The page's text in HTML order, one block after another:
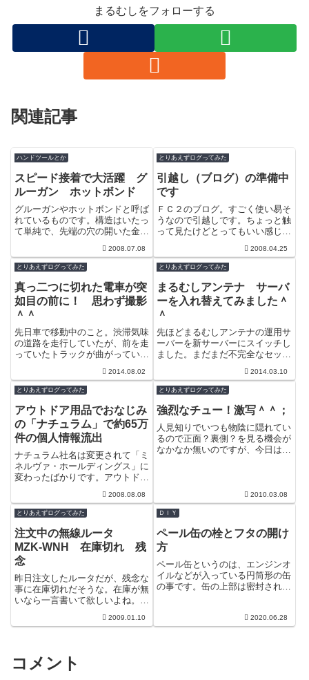
まるむしをフォローする
関連記事
ハンドツールとか
スピード接着で大活躍 グ
ルーガン ホットボンド
グルーガンやホットボンドと呼ば
れているものです。構造はいたっ
て単純で、先端の穴の開いた金属
クと呼ばれる熱で溶ける接着剤の
棒を押し出...
2008.07.08
とりあえずログってみた
引越し（ブログ）の準備中
です
ＦＣ２のブログ。すごく使い易そ
うなので引越しです。ちょっと触
って見たけどとってもいい感じ。
さぁ引越しの準備だぁ。2008.04.25
とりあえずログってみた
真っ二つに切れた電車が突
如目の前に！ 思わず撮影
＾＾
先日車で移動中のこと。渋滞気味
の道路を走行していたが、前を走
っていたトラックが曲がっていな
に切れた電車が目に飛び込んでき
た。＠O＠...
2014.08.02
とりあえずログってみた
まるむしアンテナ サーバ
ーを入れ替えてみました＾
＾
先ほどまるむしアンテナの運用サ
ーバーを新サーバーにスイッチし
ました。まだまだ不完全なセッテ
になりますが、懲りずに時間を換
えてご訪問...
2014.03.10
とりあえずログってみた
アウトドア用品でおなじみ
の「ナチュラム」で約65万
件の個人情報流出
ナチュラム社名は変更されて「ミ
ネルヴァ・ホールディングス」に
変わったばかりです。アウトドア
たことのある人には良く知られた
大阪の会社...
2008.08.08
とりあえずログってみた
強烈なチュー！激写＾＾；
人見知りでいつも物陰に隠れてい
るので正面？裏側？を見る機会が
なかなか無いのですが、今日は正
2010.03.08
とりあえずログってみた
注文中の無線ルータ
MZK-WNH 在庫切れ 残
念
昨日注文したルータだが、残念な
事に在庫切れだそうな。在庫が無
いなら一言書いて欲しいよね。ま
ろうけど、急いでいる人もいるん
2009.01.10
ＤＩＹ
ペール缶の栓とフタの開け
方
ペール缶というのは、エンジンオ
イルなどが入っている円筒形の缶
の事です。缶の上部は密封されて
2020.06.28
コメント